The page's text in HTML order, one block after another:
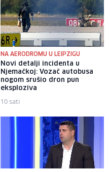
NA AERODROMU U LEIPZIGU
Novi detalji incidenta u
Njemačkoj: Vozač autobusa
nogom srušio dron pun
eksploziva
10 sati